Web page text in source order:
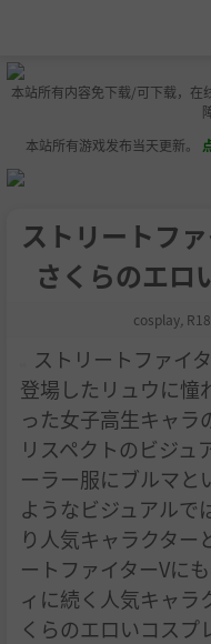
本站所有内容免下载/可下载，在
本站所有游戏发布当天更新。
ストリートフ
さくらのエロ
cosplay, R18
ストリートファイ
登場したリュウに憧
った女子高生キャラ
リスペクトのビジュ
ーラー服にブルマと
ようなビジュアルで
り人気キャラクター
ートファイターVに
ィに続く人気キャラ
くらのエロいコスプ